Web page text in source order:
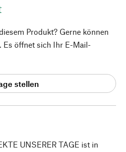
UNSERER TAGE ist in
Produkt? Gerne können
Es öffnet sich Ihr E-Mail-
stellen